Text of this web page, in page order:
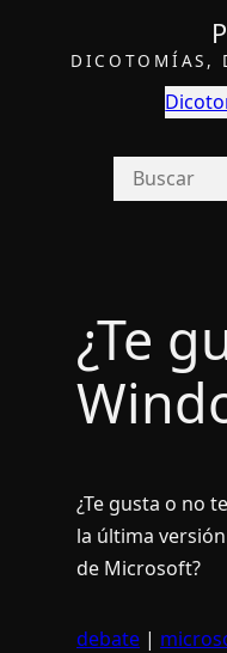
DICOTOMÍAS,
¿Te
¿Te gusta o no
la última
de Microsoft?
debate |